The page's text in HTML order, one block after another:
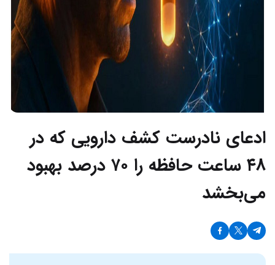
ادعای نادرست کشف دارویی که در
۴۸ ساعت حافظه را ۷۰ درصد بهبود
می‌بخشد